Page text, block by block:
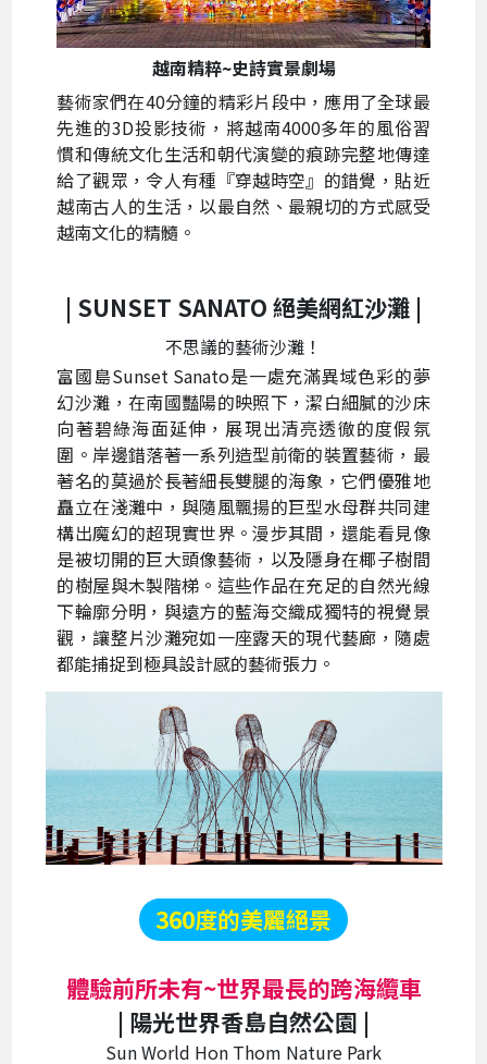
越南精粹~史詩實景劇場
藝術家們在40分鐘的精彩片段中，應用了全球最
先進的3D投影技術，將越南4000多年的風俗習
慣和傳統文化生活和朝代演變的痕跡完整地傳達
給了觀眾，令人有種『穿越時空』的錯覺，貼近
越南古人的生活，以最自然、最親切的方式感受
越南文化的精髓。
| SUNSET SANATO 絕美網紅沙灘 |
不思議的藝術沙灘！
富國島Sunset Sanato是一處充滿異域色彩的夢
幻沙灘，在南國豔陽的映照下，潔白細膩的沙床
向著碧綠海面延伸，展現出清亮透徹的度假氛
圍。岸邊錯落著一系列造型前衛的裝置藝術，最
著名的莫過於長著細長雙腿的海象，它們優雅地
矗立在淺灘中，與隨風飄揚的巨型水母群共同建
構出魔幻的超現實世界。漫步其間，還能看見像
是被切開的巨大頭像藝術，以及隱身在椰子樹間
的樹屋與木製階梯。這些作品在充足的自然光線
下輪廓分明，與遠方的藍海交織成獨特的視覺景
觀，讓整片沙灘宛如一座露天的現代藝廊，隨處
都能捕捉到極具設計感的藝術張力。
360度的美麗絕景
體驗前所未有~世界最長的跨海纜車
| 陽光世界香島自然公園 |
Sun World Hon Thom Nature Park